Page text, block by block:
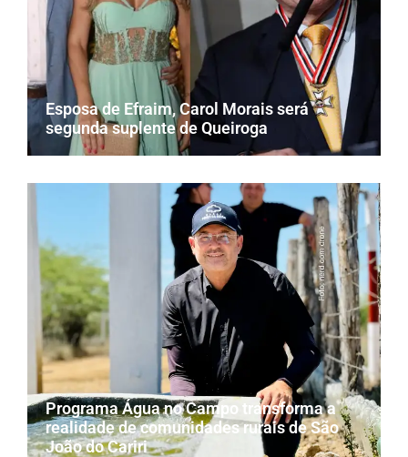
Esposa de Efraim, Carol Morais será
segunda suplente de Queiroga
Programa Água no Campo transforma a
realidade de comunidades rurais de São
João do Cariri